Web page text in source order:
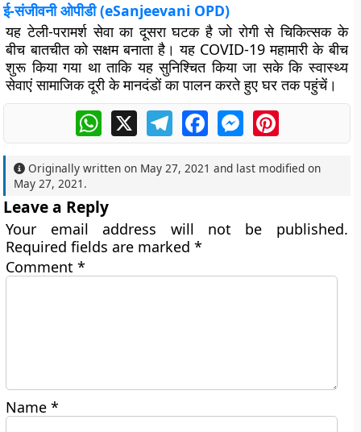
ई-संजीवनी ओपीडी (eSanjeevani OPD)
यह टेली-परामर्श सेवा का दूसरा घटक है जो रोगी से चिकित्सक के
बीच बातचीत को सक्षम बनाता है। यह COVID-19 महामारी के बीच
शुरू किया गया था ताकि यह सुनिश्चित किया जा सके कि स्वास्थ्य
सेवाएं सामाजिक दूरी के मानदंडों का पालन करते हुए घर तक पहुंचें।
WhatsApp
X TelegramFacebookMessengerPinterest
Originally written on May 27, 2021 and last modified on
May 27, 2021 .
Leave a Reply
Your email address will not be published.
Required fields are marked*
Comment*
Name*